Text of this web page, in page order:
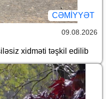
CƏMİYYƏT
09.08.2026
xidməti təşkil edilib